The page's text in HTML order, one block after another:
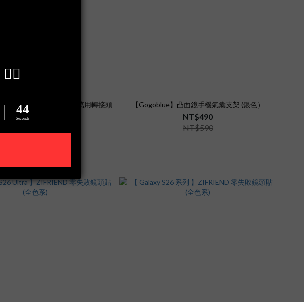
GaN III 70W 伸縮線旅行萬用轉接頭
1A1C
【Gogoblue】凸面鏡手機氣囊支架 (銀色）
NT$490
NT$590